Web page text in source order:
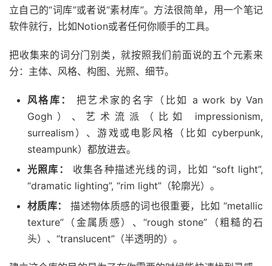
立自己的“词库”或者说“素材库”。方法很简单，用一个笔记
软件就行，比如Notion或者任何你顺手的工具。
把收集来的词分门别类，就按照我们前面说的五个元素来
分：主体、风格、构图、光照、细节。
风格库：
把艺术家的名字（比如 a work by Van
Gogh）、艺术流派（比如 impressionism,
surrealism）、游戏或电影风格（比如 cyberpunk,
steampunk）都放进去。
光照库：
收集各种描述光线的词，比如 “soft light”,
“dramatic lighting”, “rim light”（轮廓光）。
材质库：
描述物体质感的词也很重要，比如 “metallic
texture”（金属质感）、“rough stone”（粗糙的石
头）、“translucent”（半透明的）。